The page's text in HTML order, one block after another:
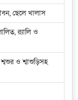
ছেলে খালাস
র‍্যালি ও
ও শ্বাশুড়িসহ